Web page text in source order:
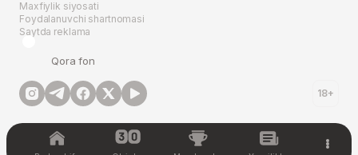
Maxfiylik siyosati
Foydalanuvchi shartnomasi
Saytda reklama
Qora fon
18+